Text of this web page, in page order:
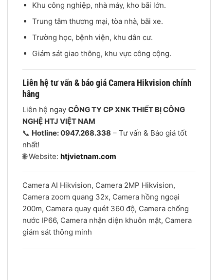
Khu công nghiệp, nhà máy, kho bãi lớn.
Trung tâm thương mại, tòa nhà, bãi xe.
Trường học, bệnh viện, khu dân cư.
Giám sát giao thông, khu vực công cộng.
Liên hệ tư vấn & báo giá Camera Hikvision chính
hãng
Liên hệ ngay CÔNG TY CP XNK THIẾT BỊ CÔNG
NGHỆ HTJ VIỆT NAM
📞 Hotline: 0947.268.338 – Tư vấn & Báo giá tốt
nhất!
🌐 Website: htjvietnam.com
Camera AI Hikvision, Camera 2MP Hikvision,
Camera zoom quang 32x, Camera hồng ngoại
200m, Camera quay quét 360 độ, Camera chống
nước IP66, Camera nhận diện khuôn mặt, Camera
giám sát thông minh